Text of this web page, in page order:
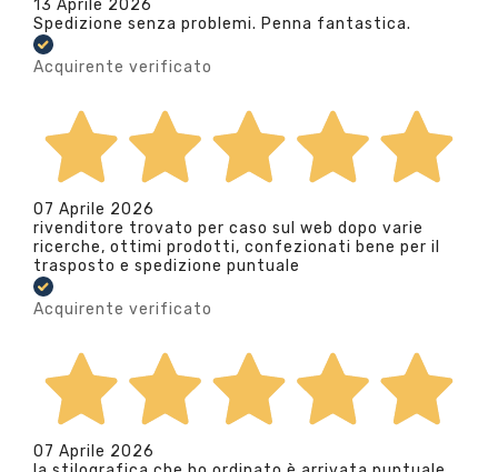
13 Aprile 2026
Spedizione senza problemi. Penna fantastica.
Acquirente verificato
07 Aprile 2026
rivenditore trovato per caso sul web dopo varie
ricerche, ottimi prodotti, confezionati bene per il
trasposto e spedizione puntuale
Acquirente verificato
07 Aprile 2026